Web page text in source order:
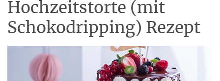
Hochzeitstorte (mit
Schokodripping) Rezept